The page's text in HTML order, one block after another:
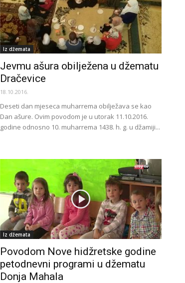
Iz džemata
Jevmu ašura obilježena u džematu
Dračevice
18.10.2016.
Deseti dan mjeseca muharrema obilježava se kao
Dan ašure. Ovim povodom je u utorak 11.10.2016.
godine odnosno 10. muharrema 1438. h. g. u džamiji...
Iz džemata
Povodom Nove hidžretske godine
petodnevni programi u džematu
Donja Mahala